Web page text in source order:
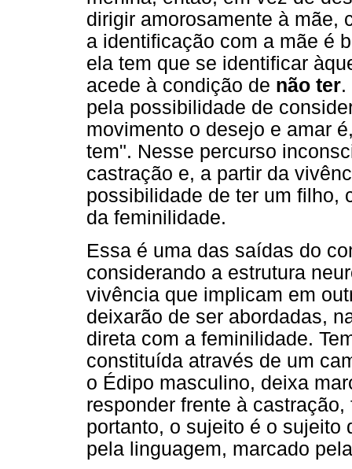
dirigir amorosamente à mãe,
a identificação com a mãe é
ela tem que se identificar
acede à condição de não ter.
pela possibilidade de
movimento o desejo e amar
tem". Nesse percurso
castração e, a partir da
possibilidade de ter um filho,
da feminilidade.
Essa é uma das saídas do
considerando a estrutura
vivência que implicam em
deixarão de ser abordadas,
direta com a feminilidade.
constituída através de um
o Édipo masculino, deixa
responder frente à
portanto, o sujeito é o sujeito
pela linguagem, marcado